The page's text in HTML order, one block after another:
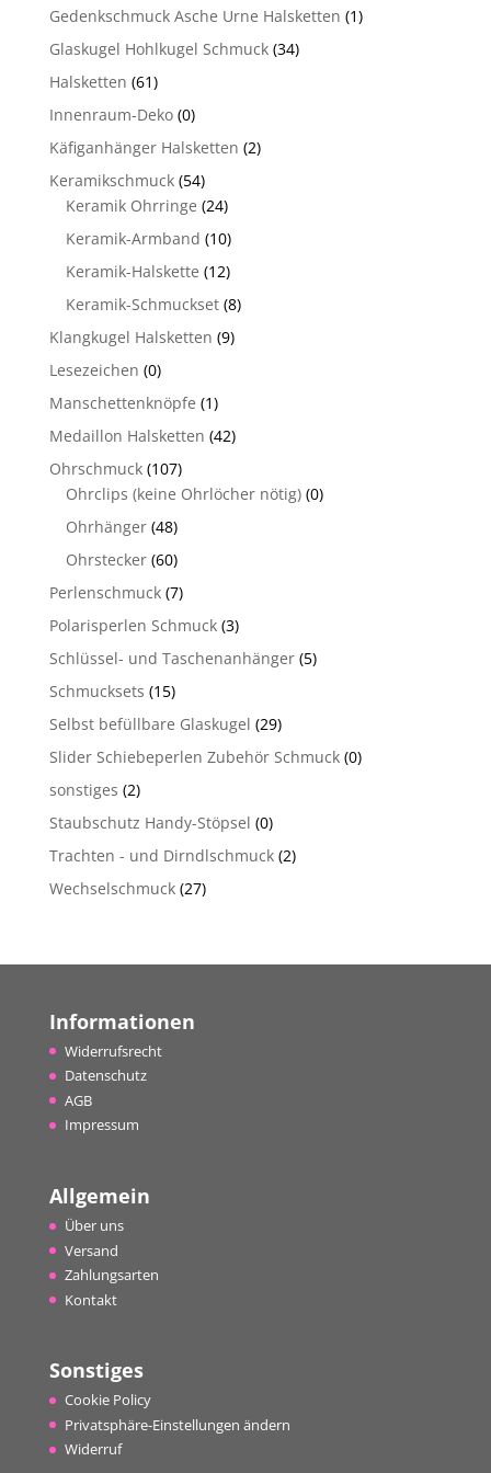
Gedenkschmuck Asche Urne Halsketten (1)
Glaskugel Hohlkugel Schmuck (34)
Halsketten (61)
Innenraum-Deko (0)
Käfiganhänger Halsketten (2)
Keramikschmuck (54)
Keramik Ohrringe (24)
Keramik-Armband (10)
Keramik-Halskette (12)
Keramik-Schmuckset (8)
Klangkugel Halsketten (9)
Lesezeichen (0)
Manschettenknöpfe (1)
Medaillon Halsketten (42)
Ohrschmuck (107)
Ohrclips (keine Ohrlöcher nötig) (0)
Ohrhänger (48)
Ohrstecker (60)
Perlenschmuck (7)
Polarisperlen Schmuck (3)
Schlüssel- und Taschenanhänger (5)
Schmucksets (15)
Selbst befüllbare Glaskugel (29)
Slider Schiebeperlen Zubehör Schmuck (0)
sonstiges (2)
Staubschutz Handy-Stöpsel (0)
Trachten - und Dirndlschmuck (2)
Wechselschmuck (27)
Informationen
Widerrufsrecht
Datenschutz
AGB
Impressum
Allgemein
Über uns
Versand
Zahlungsarten
Kontakt
Sonstiges
Cookie Policy
Privatsphäre-Einstellungen ändern
Widerruf